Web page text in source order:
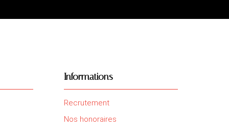
Informations
Recrutement
Nos honoraires